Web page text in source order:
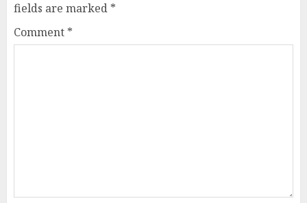
fields are marked *
Comment *